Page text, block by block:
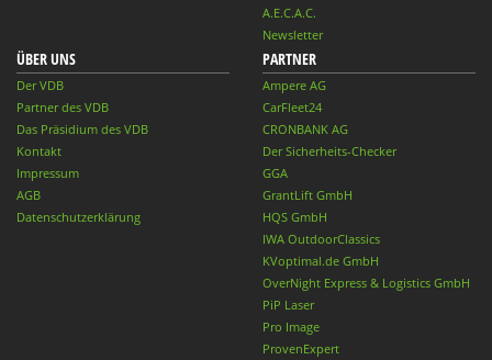
A.E.C.A.C.
Newsletter
ÜBER UNS
Der VDB
Partner des VDB
Das Präsidium des VDB
Kontakt
Impressum
AGB
Datenschutzerklärung
PARTNER
Ampere AG
CarFleet24
CRONBANK AG
Der Sicherheits-Checker
GGA
GrantLift GmbH
HQS GmbH
IWA OutdoorClassics
KVoptimal.de GmbH
OverNight Express & Logistics GmbH
PiP Laser
Pro Image
ProvenExpert